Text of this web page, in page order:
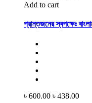
Add to cart
প্রান্তজনের স্বপক্ষেঃ
৳ 600.00 ৳ 438.00